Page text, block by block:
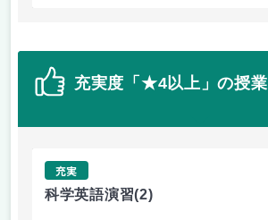
充実度「★4以上」の授業
充実
科学英語演習(2)